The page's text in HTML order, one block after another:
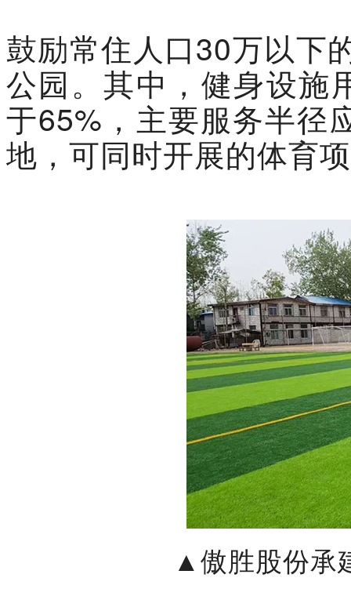
鼓励常住人口30万以下
公园。其中，健身设施
于65%，主要服务半径
地，可同时开展的体育
▲傲胜股份承